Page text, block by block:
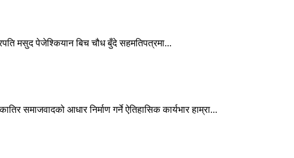
मसुद पेजेश्कियान बिच चौध बुँदे सहमतिपत्रमा...
समाजवादको आधार निर्माण गर्ने ऐतिहासिक कार्यभार हाम्रा...